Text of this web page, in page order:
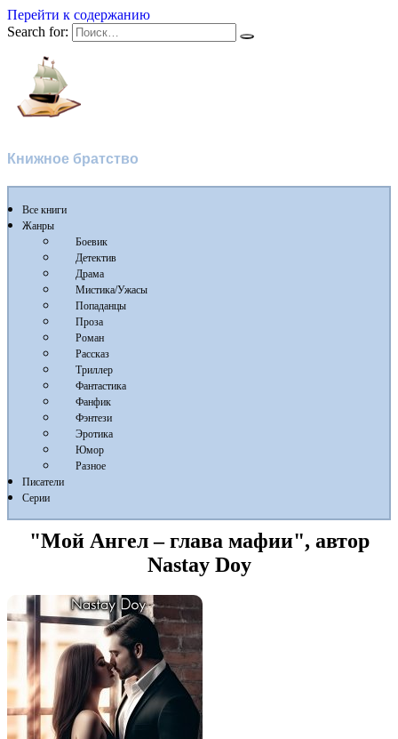
Перейти к содержанию
Search for:
Книжное братство
Все книги
Жанры
Боевик
Детектив
Драма
Мистика/Ужасы
Попаданцы
Проза
Роман
Рассказ
Триллер
Фантастика
Фанфик
Фэнтези
Эротика
Юмор
Разное
Писатели
Серии
"Мой Ангел – глава мафии", автор
Nastay Doy